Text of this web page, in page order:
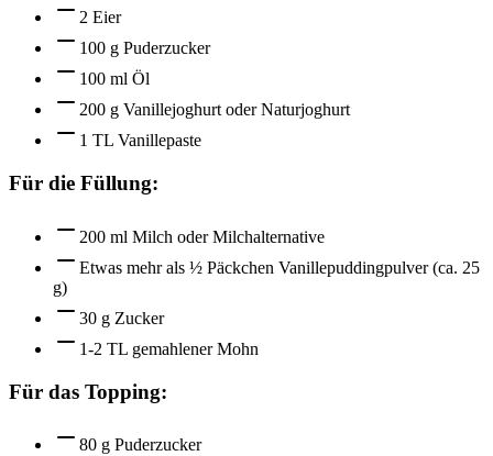
2 Eier
100 g Puderzucker
100 ml Öl
200 g Vanillejoghurt oder Naturjoghurt
1 TL Vanillepaste
Für die Füllung:
200 ml Milch oder Milchalternative
Etwas mehr als ½ Päckchen Vanillepuddingpulver (ca. 25
g)
30 g Zucker
1-2 TL gemahlener Mohn
Für das Topping:
80 g Puderzucker